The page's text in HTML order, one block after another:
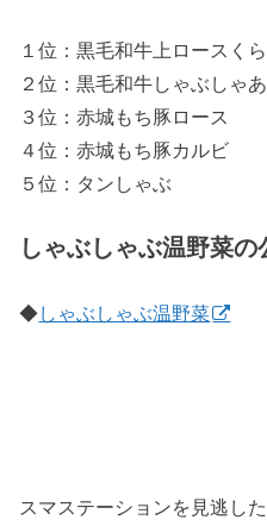
１位：黒毛和牛上ロースく
２位：黒毛和牛しゃぶしゃ
３位：赤城もち豚ロース
４位：赤城もち豚カルビ
５位：タンしゃぶ
しゃぶしゃぶ温野菜の
◆しゃぶしゃぶ温野菜
スマステーションを見逃し